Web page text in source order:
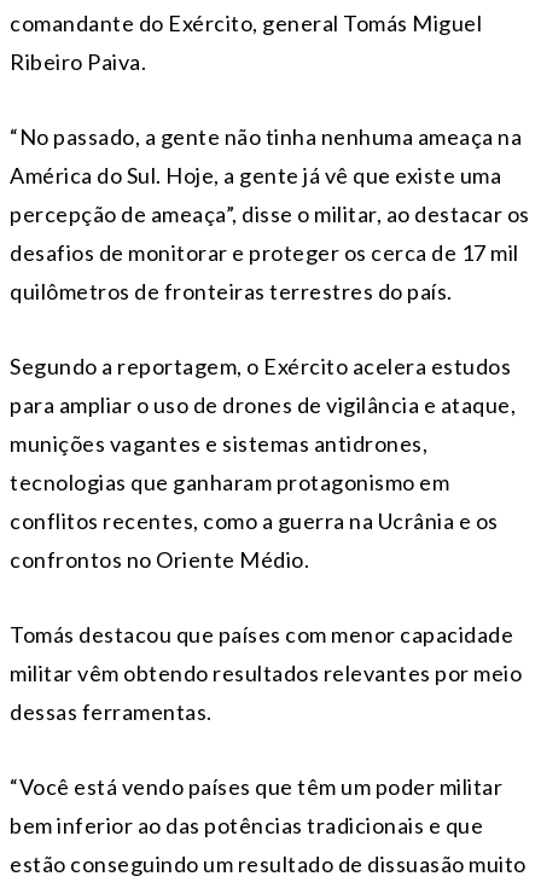
comandante do Exército, general Tomás Miguel
Ribeiro Paiva.
“No passado, a gente não tinha nenhuma ameaça na
América do Sul. Hoje, a gente já vê que existe uma
percepção de ameaça”, disse o militar, ao destacar os
desafios de monitorar e proteger os cerca de 17 mil
quilômetros de fronteiras terrestres do país.
Segundo a reportagem, o Exército acelera estudos
para ampliar o uso de drones de vigilância e ataque,
munições vagantes e sistemas antidrones,
tecnologias que ganharam protagonismo em
conflitos recentes, como a guerra na Ucrânia e os
confrontos no Oriente Médio.
Tomás destacou que países com menor capacidade
militar vêm obtendo resultados relevantes por meio
dessas ferramentas.
“Você está vendo países que têm um poder militar
bem inferior ao das potências tradicionais e que
estão conseguindo um resultado de dissuasão muito